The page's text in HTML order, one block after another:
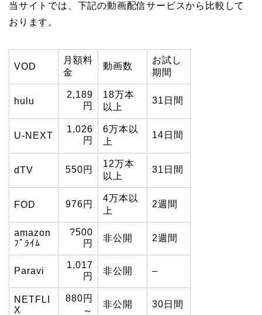
当サイトでは、下記の動画配信サービスから比較して
おります。
VOD
月額料
金
動画数
お試し
期間
hulu
2,189
円
18万本
以上
31日間
U-NEXT
1,026
円
6万本以
上
14日間
dTV 550円
12万本
以上
31日間
FOD 976円
4万本以
上
2週間
amazon
ﾌﾟﾗｲﾑ
?500
円
非公開 2週間
Paravi
1,017
円
非公開 –
NETFLI
X
880円
～
非公開 30日間